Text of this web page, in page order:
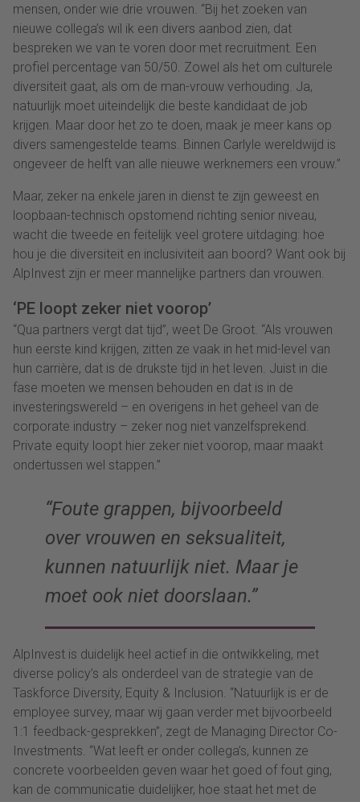
mensen, onder wie drie vrouwen. “Bij het zoeken van
nieuwe collega’s wil ik een divers aanbod zien, dat
bespreken we van te voren door met recruitment. Een
profiel percentage van 50/50. Zowel als het om culturele
diversiteit gaat, als om de man-vrouw verhouding. Ja,
natuurlijk moet uiteindelijk die beste kandidaat de job
krijgen. Maar door het zo te doen, maak je meer kans op
divers samengestelde teams. Binnen Carlyle wereldwijd is
ongeveer de helft van alle nieuwe werknemers een vrouw.”
Maar, zeker na enkele jaren in dienst te zijn geweest en
loopbaan-technisch opstomend richting senior niveau,
wacht die tweede en feitelijk veel grotere uitdaging: hoe
hou je die diversiteit en inclusiviteit aan boord? Want ook bij
AlpInvest zijn er meer mannelijke partners dan vrouwen.
‘PE loopt zeker niet voorop’
“Qua partners vergt dat tijd”, weet De Groot. “Als vrouwen
hun eerste kind krijgen, zitten ze vaak in het mid-level van
hun carrière, dat is de drukste tijd in het leven. Juist in die
fase moeten we mensen behouden en dat is in de
investeringswereld – en overigens in het geheel van de
corporate industry – zeker nog niet vanzelfsprekend.
Private equity loopt hier zeker niet voorop, maar maakt
ondertussen wel stappen.”
“Foute grappen, bijvoorbeeld
over vrouwen en seksualiteit,
kunnen natuurlijk niet. Maar je
moet ook niet doorslaan.”
AlpInvest is duidelijk heel actief in die ontwikkeling, met
diverse policy’s als onderdeel van de strategie van de
Taskforce Diversity, Equity & Inclusion. “Natuurlijk is er de
employee survey, maar wij gaan verder met bijvoorbeeld
1:1 feedback-gesprekken”, zegt de Managing Director Co-
Investments. “Wat leeft er onder collega’s, kunnen ze
concrete voorbeelden geven waar het goed of fout ging,
kan de communicatie duidelijker, hoe staat het met de